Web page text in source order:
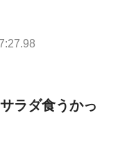
ラダ食うかっ